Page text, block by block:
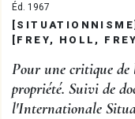
Éd. 1967
[SITUATIONNISME]
[FREY, HOLL,
Pour une critique de
propriété. Suivi de
l'Internationale